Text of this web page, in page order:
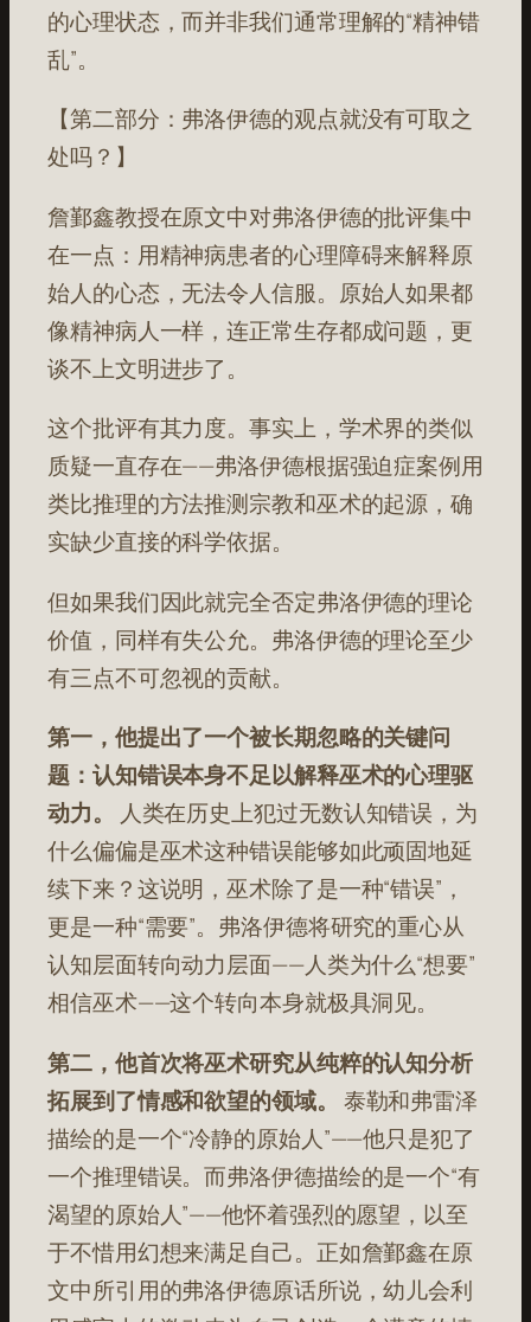
的心理状态，而并非我们通常理解的“精神错
乱”。
【第二部分：弗洛伊德的观点就没有可取之
处吗？】
詹鄞鑫教授在原文中对弗洛伊德的批评集中
在一点：用精神病患者的心理障碍来解释原
始人的心态，无法令人信服。原始人如果都
像精神病人一样，连正常生存都成问题，更
谈不上文明进步了。
这个批评有其力度。事实上，学术界的类似
质疑一直存在——弗洛伊德根据强迫症案例用
类比推理的方法推测宗教和巫术的起源，确
实缺少直接的科学依据。
但如果我们因此就完全否定弗洛伊德的理论
价值，同样有失公允。弗洛伊德的理论至少
有三点不可忽视的贡献。
第一，他提出了一个被长期忽略的关键问
题：认知错误本身不足以解释巫术的心理驱
动力。
人类在历史上犯过无数认知错误，为
什么偏偏是巫术这种错误能够如此顽固地延
续下来？这说明，巫术除了是一种“错误”，
更是一种“需要”。弗洛伊德将研究的重心从
认知层面转向动力层面——人类为什么“想要”
相信巫术——这个转向本身就极具洞见。
第二，他首次将巫术研究从纯粹的认知分析
拓展到了情感和欲望的领域。
泰勒和弗雷泽
描绘的是一个“冷静的原始人”——他只是犯了
一个推理错误。而弗洛伊德描绘的是一个“有
渴望的原始人”——他怀着强烈的愿望，以至
于不惜用幻想来满足自己。正如詹鄞鑫在原
文中所引用的弗洛伊德原话所说，幼儿会利